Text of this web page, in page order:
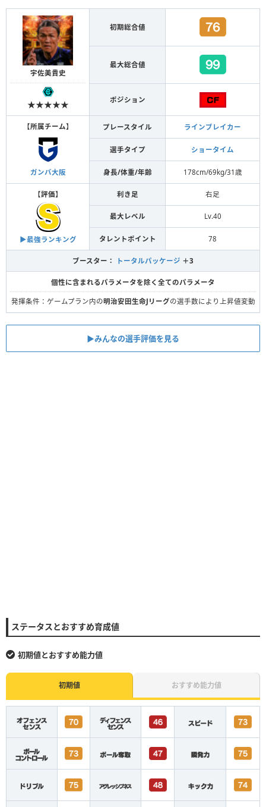
宇佐美貴史
★★★★★
初期総合値
最大総合値
ポジション
【所属チーム】
ガンバ大阪
プレースタイル ラインブレイカー
選手タイプ ショータイム
身長/体重/年齢 178cm/69kg/31歳
【評価】
▶︎最強ランキング
利き足 右足
最大レベル Lv.40
タレントポイント 78
ブースター： トータルパッケージ ＋3
個性に含まれるパラメータを除く全てのパラメータ
発揮条件：ゲームプラン内の明治安田生命Jリーグの選手数により上昇値変動
▶︎みんなの選手評価を見る
ステータスとおすすめ育成値
初期値とおすすめ能力値
初期値 おすすめ能力値